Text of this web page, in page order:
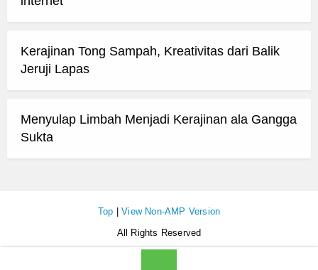
Kerajinan Tong Sampah, Kreativitas dari Balik
Jeruji Lapas
Menyulap Limbah Menjadi Kerajinan ala Gangga
Sukta
Top |View Non-AMP Version
All Rights Reserved